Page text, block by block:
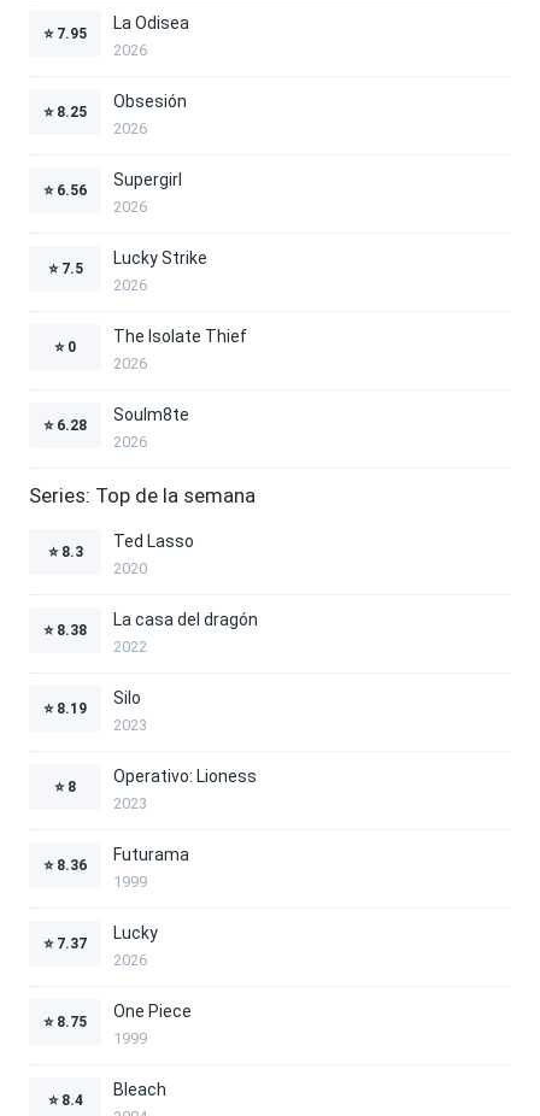
⭐ 7.95
La Odisea
2026
⭐ 8.25
Obsesión
2026
⭐ 6.56
Supergirl
2026
⭐ 7.5
Lucky Strike
2026
⭐ 0
The Isolate Thief
2026
⭐ 6.28
Soulm8te
2026
Series: Top de la semana
⭐ 8.3
Ted Lasso
2020
⭐ 8.38
La casa del dragón
2022
⭐ 8.19
Silo
2023
⭐ 8
Operativo: Lioness
2023
⭐ 8.36
Futurama
1999
⭐ 7.37
Lucky
2026
⭐ 8.75
One Piece
1999
⭐ 8.4
Bleach